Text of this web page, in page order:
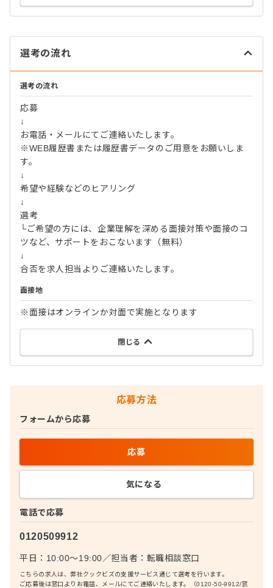
選考の流れ
選考の流れ
応募
↓
お電話・メールにてご連絡いたします。
※WEB履歴書または履歴書データのご用意をお願いしま
す。
↓
希望や経験などのヒアリング
↓
選考
└ご希望の方には、企業理解を深める面接対策や面接のコ
ツなど、サポートをおこないます（無料）
↓
合否を求人担当よりご連絡いたします。
面接地
※面接はオンラインか対面で実施となります
閉じる
応募方法
電話で応募
0120509912
平日：10:00〜19:00／担当者： 転職相談窓口
こちらの求人は、弊社クックビズの支援サービス通じて選考を行います。
ご応募後は窓口よりお電話、メールにてご連絡いたします。（0120-50-9912/窓
フォームから応募
応募
気になる